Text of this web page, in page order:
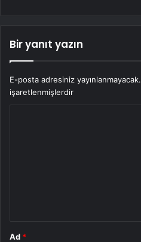
Bir yanıt yazın
E-posta adresiniz yayınlanmayacak.
işaretlenmişlerdir
Ad *